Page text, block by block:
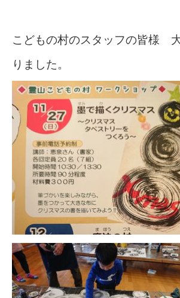
こどもの村のスタッフの皆様
りました。